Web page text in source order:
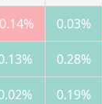
0.03%
0.28%
0.19%